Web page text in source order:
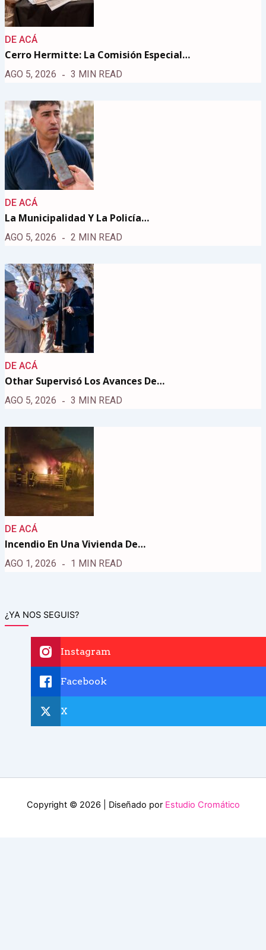
DE ACÁ
Cerro Hermitte: La Comisión Especial…
AGO 5, 2026 3 MIN READ
DE ACÁ
La Municipalidad Y La Policía…
AGO 5, 2026 2 MIN READ
DE ACÁ
Othar Supervisó Los Avances De…
AGO 5, 2026 3 MIN READ
DE ACÁ
Incendio En Una Vivienda De…
AGO 1, 2026 1 MIN READ
¿YA NOS SEGUIS?
Instagram
Facebook
X
Copyright © 2026 | Diseñado por Estudio Cromático